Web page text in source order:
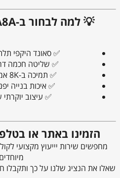
💡 למה לבחור ב-Yamaha RX-A8A?
✅ סאונד היקפי
✅ שליטה חכמה
✅ תמיכה ב-8K אמיתי לעתיד הצפייה
✅ איכות בנייה
✅ עיצוב
הזמינו באתר או בטלפון: 052-
מחפשים שירות יייעוץ מקצועי
שאלו את הנציג שלנו על כך ותקבלו